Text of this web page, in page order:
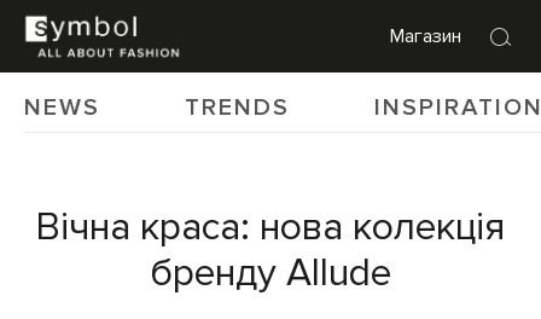
Магазин
NEWS TRENDS
Вічна краса: нова колекція
бренду Allude